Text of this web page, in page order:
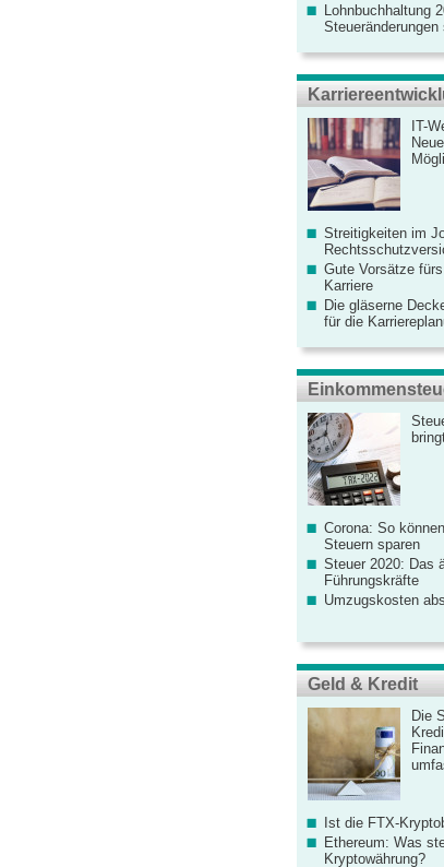
Lohnbuchhaltung
IT-
Streitigkeiten im
Gute Vorsätze
Karriere
Die gläserne
für die
Corona: So
Steuern sparen
Steuer 2020: Das
Führungskräfte
Umzugskosten
Geld & Kredit
Die
Ist die FTX-
Ethereum: Was
Kryptowährung?